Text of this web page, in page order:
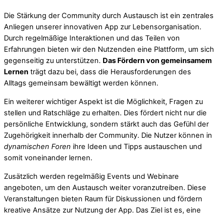
Die Stärkung der Community durch Austausch ist ein zentrales
Anliegen unserer innovativen App zur Lebensorganisation.
Durch regelmäßige Interaktionen und das Teilen von
Erfahrungen bieten wir den Nutzenden eine Plattform, um sich
gegenseitig zu unterstützen. Das Fördern von gemeinsamem
Lernen trägt dazu bei, dass die Herausforderungen des
Alltags gemeinsam bewältigt werden können.
Ein weiterer wichtiger Aspekt ist die Möglichkeit, Fragen zu
stellen und Ratschläge zu erhalten. Dies fördert nicht nur die
persönliche Entwicklung, sondern stärkt auch das Gefühl der
Zugehörigkeit innerhalb der Community. Die Nutzer können in
dynamischen Foren ihre Ideen und Tipps austauschen und
somit voneinander lernen.
Zusätzlich werden regelmäßig Events und Webinare
angeboten, um den Austausch weiter voranzutreiben. Diese
Veranstaltungen bieten Raum für Diskussionen und fördern
kreative Ansätze zur Nutzung der App. Das Ziel ist es, eine